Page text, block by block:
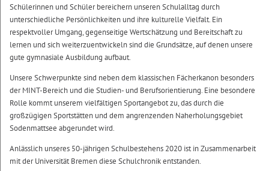
Schülerinnen und Schüler bereichern unseren Schulalltag durch
unterschiedliche Persönlichkeiten und ihre kulturelle Vielfalt. Ein
respektvoller Umgang, gegenseitige Wertschätzung und Bereitschaft zu
lernen und sich weiterzuentwickeln sind die Grundsätze, auf denen unsere
gute gymnasiale Ausbildung aufbaut.
Unsere Schwerpunkte sind neben dem klassischen Fächerkanon besonders
der MINT-Bereich und die Studien- und Berufsorientierung. Eine besondere
Rolle kommt unserem vielfältigen Sportangebot zu, das durch die
großzügigen Sportstätten und dem angrenzenden Naherholungsgebiet
Sodenmattsee abgerundet wird.
Anlässlich unseres 50-jährigen Schulbestehens 2020 ist in Zusammenarbeit
mit der Universität Bremen diese Schulchronik entstanden.